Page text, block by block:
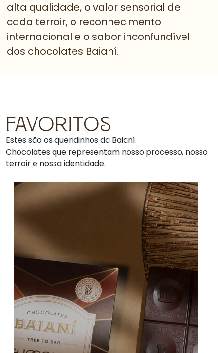
alta qualidade, o valor sensorial de
cada terroir, o reconhecimento
internacional e o sabor inconfundível
dos chocolates Baianí.
FAVORITOS
Estes são os queridinhos da Baianí.
Chocolates que representam nosso processo, nosso
terroir e nossa identidade.